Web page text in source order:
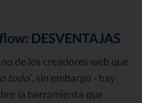
DESVENTAJAS
de los creadores web que
todo¨, sin embargo - hay
la herramienta que